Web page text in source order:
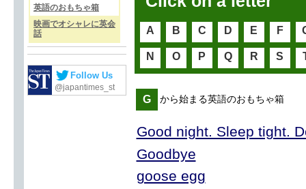
英語のおもちゃ箱
映画でオシャレに英会
話
Follow Us
@japantimes_st
A B C D E F
N O P Q R S
G から始まる英語のおもちゃ箱
Good night. Sleep tight.
Goodbye
goose egg